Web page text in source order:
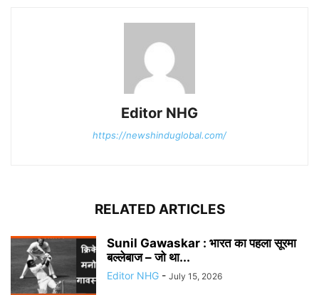
Editor NHG
https://newshinduglobal.com/
RELATED ARTICLES
Sunil Gawaskar : भारत का पहला सूरमा
बल्लेबाज – जो था...
Editor NHG - July 15, 2026